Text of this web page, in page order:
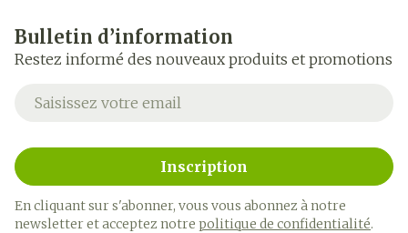
Bulletin d’information
Restez informé des nouveaux produits et promotions
Adresse mail
Inscription
En cliquant sur s'abonner, vous vous abonnez à notre
newsletter et acceptez notre politique de confidentialité.